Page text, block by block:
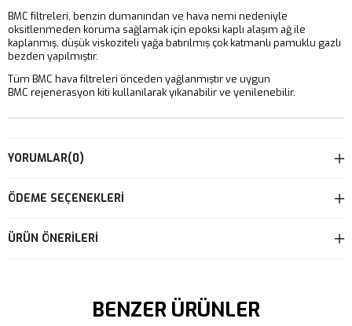
BMC filtreleri, benzin dumanından ve hava nemi nedeniyle
oksitlenmeden koruma sağlamak için epoksi kaplı alaşım ağ ile
kaplanmış, düşük viskoziteli yağa batırılmış çok katmanlı pamuklu gazlı
bezden yapılmıştır.
Tüm BMC hava filtreleri önceden yağlanmıştır ve uygun
BMC rejenerasyon kiti kullanılarak yıkanabilir ve yenilenebilir.
YORUMLAR(0)
ÖDEME SEÇENEKLERI
ÜRÜN ÖNERILERI
BENZER ÜRÜNLER